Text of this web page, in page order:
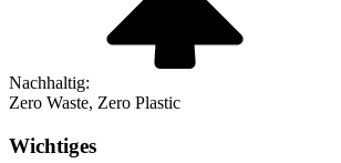
Nachhaltig:
Zero Waste, Zero Plastic
Wichtiges